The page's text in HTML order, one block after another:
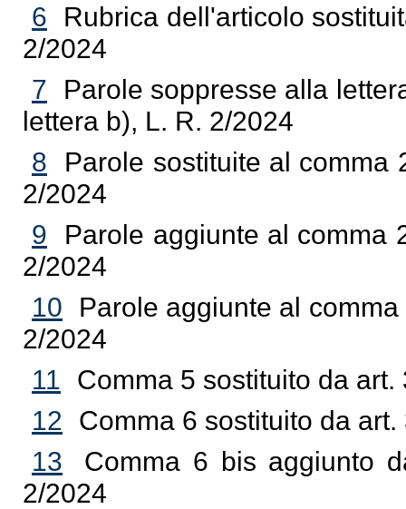
6
Rubrica dell'articolo
2/2024
7
Parole soppresse alla
lettera b), L. R. 2/2024
8
Parole sostituite al comma
2/2024
9
Parole aggiunte al comma
2/2024
10
Parole aggiunte al
2/2024
11 Comma 5 sostituito da
12 Comma 6 sostituito da
13
Comma 6 bis aggiunto
2/2024